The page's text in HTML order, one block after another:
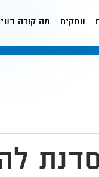
עסקים מה קורה